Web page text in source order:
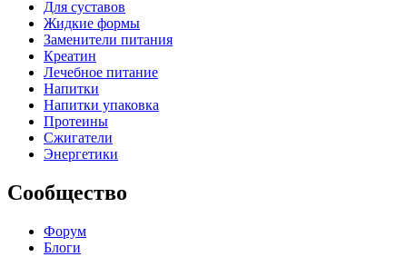
Для суставов
Жидкие формы
Заменители питания
Креатин
Лечебное питание
Напитки
Напитки упаковка
Протеины
Сжигатели
Энергетики
Сообщество
Форум
Блоги